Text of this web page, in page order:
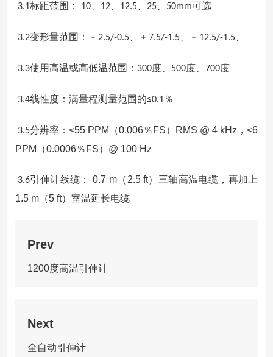
3.1标距范围： 10、 12、 12.5、 25、 50mm可选
3.2变形量范围：﹢ 2.5/-0.5、﹢ 7.5/-1.5、﹢ 12.5/-1.5、
3.3使用高温或高低温范围： 300度、 500度、 700度
3.4线性度：满量程测量范围的≤0.1 ％
3.5分辨率： <55 PPM （0.006％ FS） RMS @ 4 kHz ，<6
PPM （0.0006％ FS） @ 100 Hz
3.6引伸计线缆： 0.7 m（ 2.5 ft）三轴高温电缆，再加上
1.5 m（5 ft）室温延长电缆
Prev
1200度高温引伸计
Next
全自动引伸计